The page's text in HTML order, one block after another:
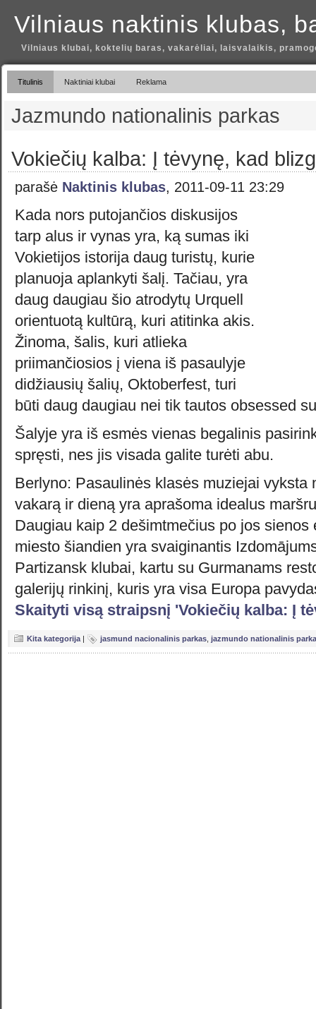
Vilniaus naktinis klubas,
Vilniaus klubai, koktelių baras, vakarėliai, laisvalaikis,
Titulinis Naktiniai klubai Reklama
Jazmundo nationalinis parkas
Vokiečių kalba: Į tėvynę, kad
parašė Naktinis klubas, 2011-09-11 23:29
Kada nors putojančios diskusijos
tarp alus ir vynas yra, ką sumas iki
Vokietijos istorija daug turistų, kurie
planuoja aplankyti šalį. Tačiau, yra
daug daugiau šio atrodytų Urquell
orientuotą kultūrą, kuri atitinka akis.
Žinoma, šalis, kuri atlieka
priimančiosios į viena iš pasaulyje
didžiausių šalių, Oktoberfest, turi
būti daug daugiau nei tik tautos obsessed
Šalyje yra iš esmės vienas begalinis
spręsti, nes jis visada galite turėti abu.
Berlyno: Pasaulinės klasės muziejai vyksta
vakarą ir dieną yra aprašoma idealus
Daugiau kaip 2 dešimtmečius po jos sienos
miesto šiandien yra svaiginantis
Partizansk klubai, kartu su Gurmanams
galerijų rinkinį, kuris yra visa Europa
Skaityti visą straipsnį 'Vokiečių kalba: Į
Kita kategorija | jasmund nacionalinis parkas jazmundo nationalinis